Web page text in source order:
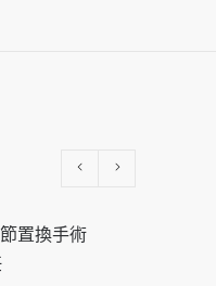
置換手術